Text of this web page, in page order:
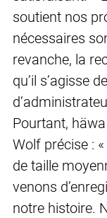
soutient nos
nécessaires
revanche, la
qu’il s’agisse
Pourtant,
Wolf précise :
de taille
venons
notre histoire.